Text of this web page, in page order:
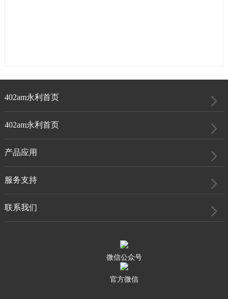
402am永利首页
402am永利首页
产品应用
服务支持
联系我们
微信公众号
官方微信